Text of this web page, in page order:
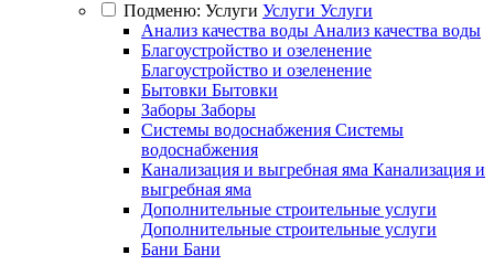
Подменю: Услуги Услуги Услуги
Анализ качества воды Анализ качества воды
Благоустройство и озеленение
Благоустройство и озеленение
Бытовки Бытовки
Заборы Заборы
Системы водоснабжения Системы
водоснабжения
Канализация и выгребная яма Канализация и
выгребная яма
Дополнительные строительные услуги
Дополнительные строительные услуги
Бани Бани